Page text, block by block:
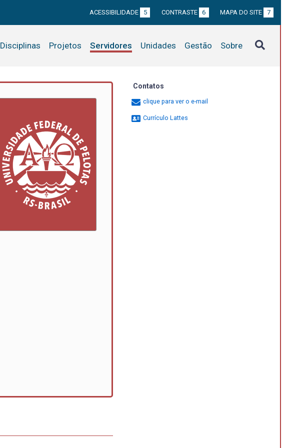
ACESSIBILIDADE 5 CONTRASTE 6 MAPA DO SITE 7
Disciplinas Projetos Servidores Unidades Gestão Sobre
Contatos
clique para ver o e-mail
Currículo Lattes